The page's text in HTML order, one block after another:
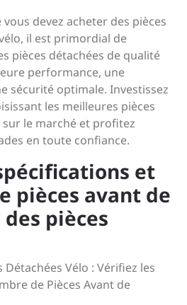
devez acheter des pièces
il est primordial de
pièces détachées de qualité
performance, une
sécurité optimale. Investissez
les meilleures pièces
le marché et profitez
en toute confiance.
et
pièces avant de
pièces
Détachées Vélo : Vérifiez les
de Pièces Avant de